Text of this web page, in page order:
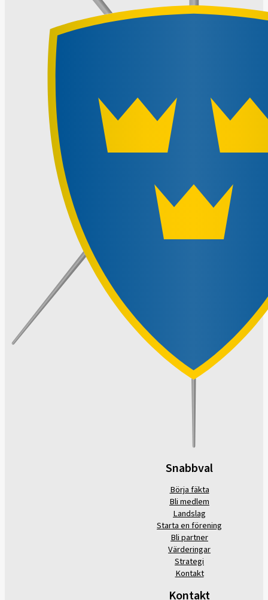
Snabbval
Börja fäkta
Bli medlem
Landslag
Starta en förening
Bli partner
Värderingar
Strategi
Kontakt
Kontakt